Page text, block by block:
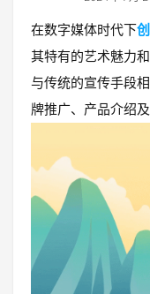
在数字媒体时代下
其特有的艺术魅力
与传统的宣传手段
牌推广、产品介绍